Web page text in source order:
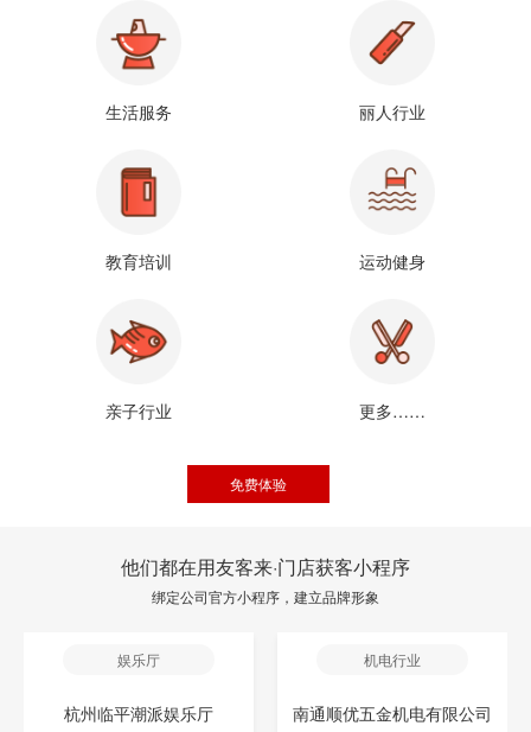
生活服务 丽人行业
教育培训 运动健身
亲子行业 更多……
免费体验
他们都在用友客来·门店获客小程序
绑定公司官方小程序，建立品牌形象
娱乐厅
杭州临平潮派娱乐厅
机电行业
南通顺优五金机电有限公司